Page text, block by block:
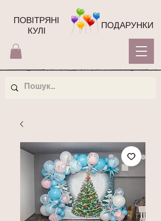
ПОВІТРЯНІ
КУЛІ
ПОДАРУНКИ